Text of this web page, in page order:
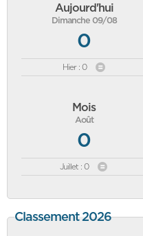
Aujourd'hui
Dimanche 09/08
0
Hier : 0
Mois
Août
0
Juillet : 0
Classement 2026